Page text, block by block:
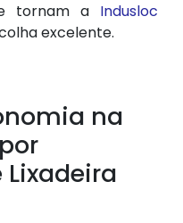
tornam a Indusloc
excelente.
na